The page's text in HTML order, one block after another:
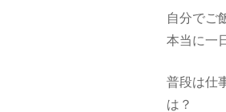
自分でご
本当に一
普段は仕
は？